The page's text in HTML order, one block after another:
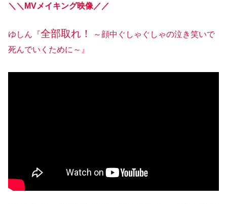
＼＼MVメイキング映像／／
ゆしん『全部取れ！
～顔中ぐしゃぐしゃの泣き笑いで
死んでいくために～』